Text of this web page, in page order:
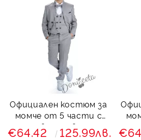
Официален костюм за
момче от 5 части с
двуредово
закопчаване в сиво
€64.42 125.99лв.